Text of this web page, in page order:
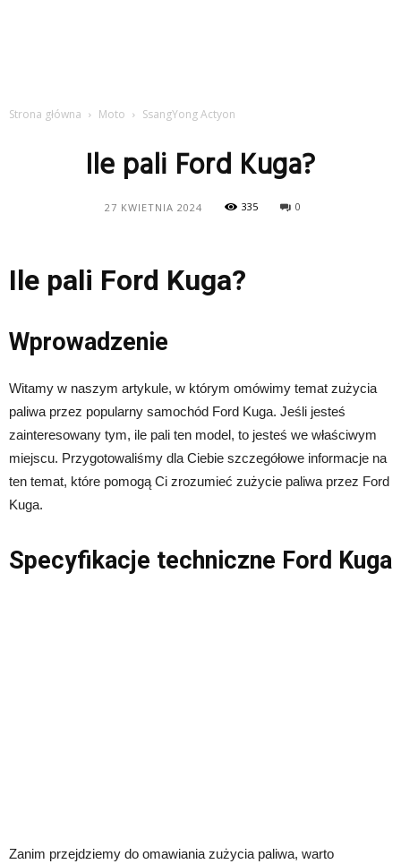
Strona główna Moto SsangYong Actyon
Ile pali Ford Kuga?
27 KWIETNIA 2024 335 0
Ile pali Ford Kuga?
Wprowadzenie
Witamy w naszym artykule, w którym omówimy temat zużycia
paliwa przez popularny samochód Ford Kuga. Jeśli jesteś
zainteresowany tym, ile pali ten model, to jesteś we właściwym
miejscu. Przygotowaliśmy dla Ciebie szczegółowe informacje na
ten temat, które pomogą Ci zrozumieć zużycie paliwa przez Ford
Kuga.
Specyfikacje techniczne Ford Kuga
Zanim przejdziemy do omawiania zużycia paliwa, warto